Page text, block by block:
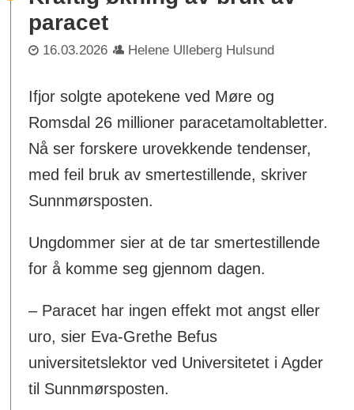
paracet
16.03.2026 Helene Ulleberg Hulsund
Ifjor solgte apotekene ved Møre og
Romsdal 26 millioner paracetamoltabletter.
Nå ser forskere urovekkende tendenser,
med feil bruk av smertestillende, skriver
Sunnmørsposten.
Ungdommer sier at de tar smertestillende
for å komme seg gjennom dagen.
– Paracet har ingen effekt mot angst eller
uro, sier Eva-Grethe Befus
universitetslektor ved Universitetet i Agder
til Sunnmørsposten.